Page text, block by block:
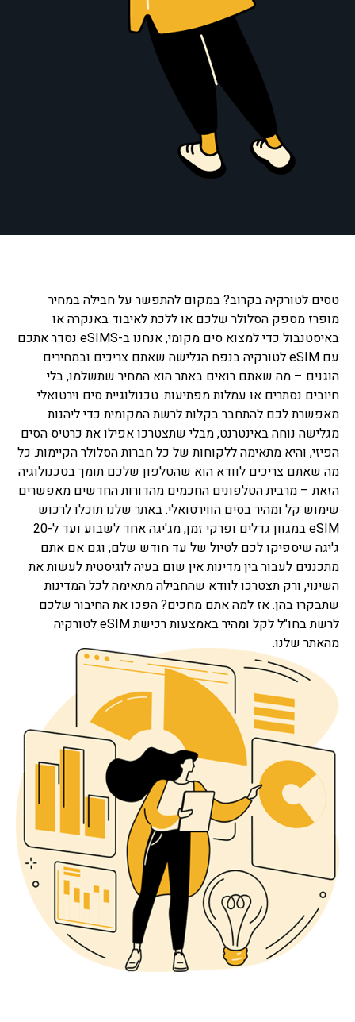
טסים לטורקיה בקרוב? במקום להתפשר על חבילה במחיר
מופרז מספק הסלולר שלכם או ללכת לאיבוד באנקרה או
באיסטנבול כדי למצוא סים מקומי, אנחנו ב-eSIMS נסדר אתכם
עם eSIM לטורקיה בנפח הגלישה שאתם צריכים ובמחירים
הוגנים – מה שאתם רואים באתר הוא המחיר שתשלמו, בלי
חיובים נסתרים או עמלות מפתיעות. טכנולוגיית סים וירטואלי
מאפשרת לכם להתחבר בקלות לרשת המקומית כדי ליהנות
מגלישה נוחה באינטרנט, מבלי שתצטרכו אפילו את כרטיס הסים
הפיזי, והיא מתאימה ללקוחות של כל חברות הסלולר הקיימות. כל
מה שאתם צריכים לוודא הוא שהטלפון שלכם תומך בטכנולוגיה
הזאת – מרבית הטלפונים החכמים מהדורות החדשים מאפשרים
שימוש קל ומהיר בסים הווירטואלי. באתר שלנו תוכלו לרכוש
eSIM במגוון גדלים ופרקי זמן, מג'יגה אחד לשבוע ועד ל-20
ג'יגה שיספיקו לכם לטיול של עד חודש שלם, וגם אם אתם
מתכננים לעבור בין מדינות אין שום בעיה לוגיסטית לעשות את
השינוי, ורק תצטרכו לוודא שהחבילה מתאימה לכל המדינות
שתבקרו בהן. אז למה אתם מחכים? הפכו את החיבור שלכם
לרשת בחו"ל לקל ומהיר באמצעות רכישת eSIM לטורקיה
מהאתר שלנו.